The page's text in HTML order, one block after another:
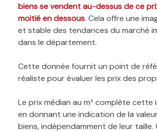
biens se vendent au-dessus de ce
moitié en dessous. Cela offre une
et stable des tendances du marché
dans le département.
Cette donnée fournit un point de
réaliste pour évaluer les prix des
Le prix médian au m² complète cette
en donnant une indication de la
biens, indépendamment de leur taille.